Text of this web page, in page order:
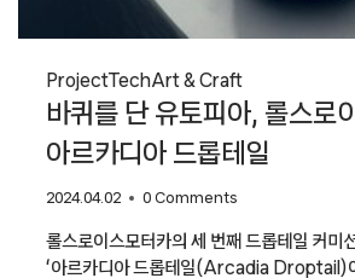
ProjectTechArt & Craft
바퀴를 단 유토피아, 롤스로
아르카디아 드롭테일
2024.04.02 0 Comments
롤스로이스모터카의 세 번째 드롭테일 커미
‘아르카디아 드롭테일(Arcadia Droptail)